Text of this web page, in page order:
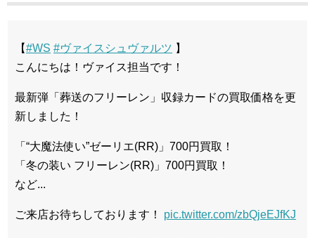
【#WS #ヴァイスシュヴァルツ 】
こんにちは！ヴァイス担当です！
最新弾「葬送のフリーレン」収録カードの買取価格を更
新しました！
「“大魔法使い”ゼーリエ(RR)」700円買取！
「冬の装い フリーレン(RR)」700円買取！
など...
ご来店お待ちしております！ pic.twitter.com/zbQjeEJfKJ